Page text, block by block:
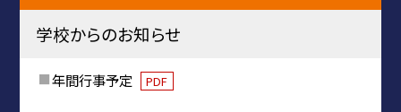
学校からのお知らせ
年間行事予定 PDF